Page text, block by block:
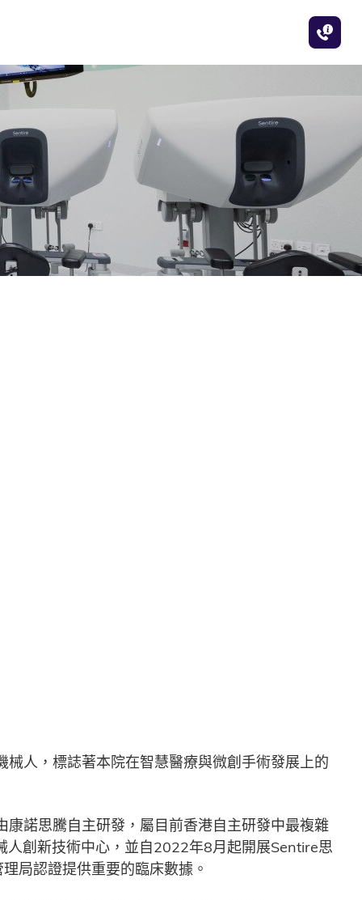
械人，標誌著本院在智慧醫療與微創手術發展上的
康諾思騰自主研發，屬目前香港自主研發中最複雜
創新技術中心，並自2022年8月起開展Sentire思
局認證提供重要的臨床數據。